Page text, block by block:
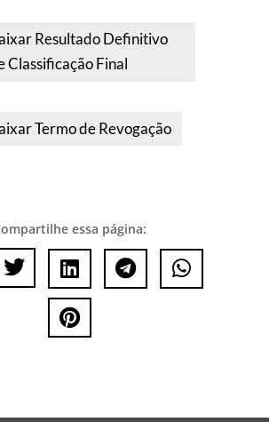
Resultado Definitivo
Classificação Final
Termo de Revogação
essa página:
   
